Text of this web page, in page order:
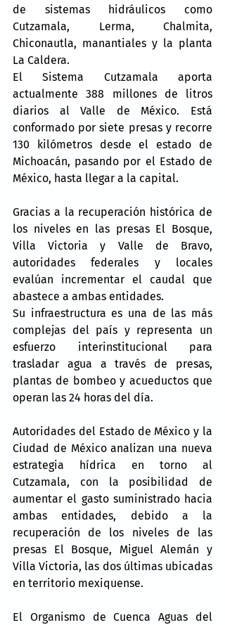
de sistemas hidráulicos como
Cutzamala, Lerma, Chalmita,
Chiconautla, manantiales y la planta
La Caldera.
El Sistema Cutzamala aporta
actualmente 388 millones de litros
diarios al Valle de México. Está
conformado por siete presas y recorre
130 kilómetros desde el estado de
Michoacán, pasando por el Estado de
México, hasta llegar a la capital.
Gracias a la recuperación histórica de
los niveles en las presas El Bosque,
Villa Victoria y Valle de Bravo,
autoridades federales y locales
evalúan incrementar el caudal que
abastece a ambas entidades.
Su infraestructura es una de las más
complejas del país y representa un
esfuerzo interinstitucional para
trasladar agua a través de presas,
plantas de bombeo y acueductos que
operan las 24 horas del día.
Autoridades del Estado de México y la
Ciudad de México analizan una nueva
estrategia hídrica en torno al
Cutzamala, con la posibilidad de
aumentar el gasto suministrado hacia
ambas entidades, debido a la
recuperación de los niveles de las
presas El Bosque, Miguel Alemán y
Villa Victoria, las dos últimas ubicadas
en territorio mexiquense.
El Organismo de Cuenca Aguas del